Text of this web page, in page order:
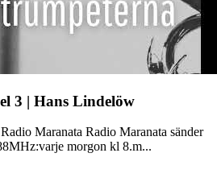
3 | Hans Lindelöw
Maranata Radio Maranata sänder
morgon kl 8.m...